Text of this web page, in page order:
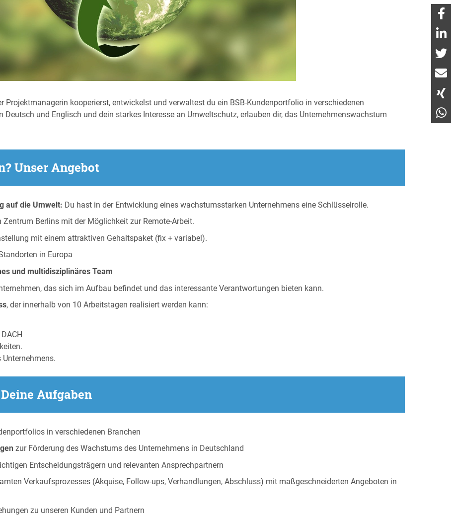
Projektmanagerin kooperierst, entwickelst und verwaltest du ein BSB-Kundenportfolio in verschiedenen
und Englisch und dein starkes Interesse an Umweltschutz, erlauben dir, das Unternehmenswachstum
Unser Angebot
auf die Umwelt: Du hast in der Entwicklung eines wachstumsstarken Unternehmens eine Schlüsselrolle.
Zentrum Berlins mit der Möglichkeit zur Remote-Arbeit.
mit einem attraktiven Gehaltspaket (fix + variabel).
in Europa
und multidisziplinäres Team
das sich im Aufbau befindet und das interessante Verantwortungen bieten kann.
, der innerhalb von 10 Arbeitstagen realisiert werden kann:
Unternehmens.
Aufgaben
in verschiedenen Branchen
zur Förderung des Wachstums des Unternehmens in Deutschland
Entscheidungsträgern und relevanten Ansprechpartnern
Verkaufsprozesses (Akquise, Follow-ups, Verhandlungen, Abschluss) mit maßgeschneiderten Angeboten in
zu unseren Kunden und Partnern